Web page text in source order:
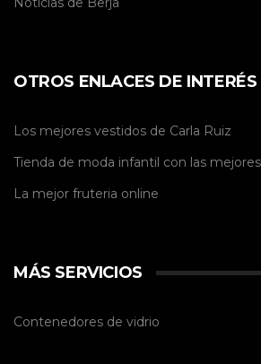
OTROS ENLACES DE INTERÉS
Los mejores vestidos de Carla Ruiz
Tienda de moda infantil con las
La mejor fruteria online
MÁS SERVICIOS
Contenedores de vidrio